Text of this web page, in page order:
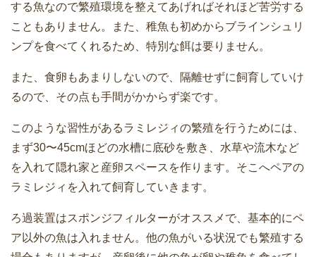
する魚なので繁殖環境を整えてあげればそれほど苦労する
こともありません。また、稚魚も初めからブラインシュリ
ンプを食べてくれるため、特別な餌は要りません。
また、食卵もあまりしないので、隔離せずに飼育していけ
るので、その点も手間がかからず楽です。
このような習性があるラミレジィの繁殖を行うためには、
まず30〜45cmほどの水槽に底砂を敷き、水草や流木など
を入れて隠れ家と産卵スペースを作ります。そこへペアの
ラミレジィを入れて飼育していきます。
ろ過装置はスポンジフィルターがオススメで、基本的にペ
ア以外の魚は入れません。他の魚がいる状況でも繁殖する